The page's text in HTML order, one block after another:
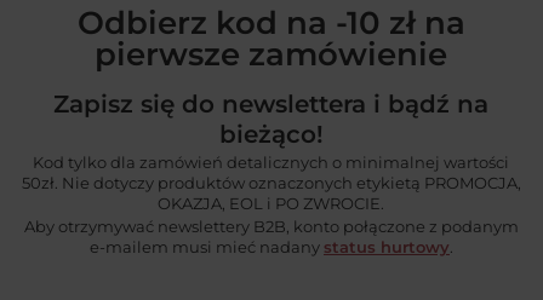
Odbierz kod na -10 zł na
pierwsze zamówienie
Zapisz się do newslettera i bądź na
bieżąco!
Kod tylko dla zamówień detalicznych o minimalnej wartości
50zł. Nie dotyczy produktów oznaczonych etykietą PROMOCJA,
OKAZJA, EOL i PO ZWROCIE.
Aby otrzymywać newslettery B2B, konto połączone z podanym
e-mailem musi mieć nadany status hurtowy.